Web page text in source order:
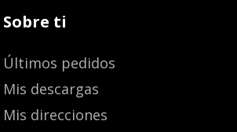
Sobre ti
Últimos pedidos
Mis descargas
Mis direcciones